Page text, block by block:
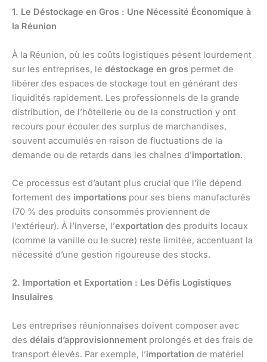
1. Le Déstockage en Gros : Une Nécessité Économique à
la Réunion
À la Réunion, où les coûts logistiques pèsent lourdement
sur les entreprises, le déstockage en gros permet de
libérer des espaces de stockage tout en générant des
liquidités rapidement. Les professionnels de la grande
distribution, de l’hôtellerie ou de la construction y ont
recours pour écouler des surplus de marchandises,
souvent accumulés en raison de fluctuations de la
demande ou de retards dans les chaînes d’importation.
Ce processus est d’autant plus crucial que l’île dépend
fortement des importations pour ses biens manufacturés
(70 % des produits consommés proviennent de
l’extérieur). À l’inverse, l’exportation des produits locaux
(comme la vanille ou le sucre) reste limitée, accentuant la
nécessité d’une gestion rigoureuse des stocks.
2. Importation et Exportation : Les Défis Logistiques
Insulaires
Les entreprises réunionnaises doivent composer avec
des délais d’approvisionnement prolongés et des frais de
transport élevés. Par exemple, l’importation de matériel